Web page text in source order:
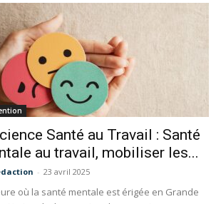
Santé au Travail : Santé
au travail, mobiliser les...
- 23 avril 2025
où la santé mentale est érigée en Grande